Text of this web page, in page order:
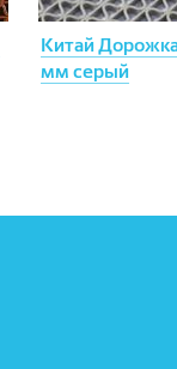
Китай
мм серый